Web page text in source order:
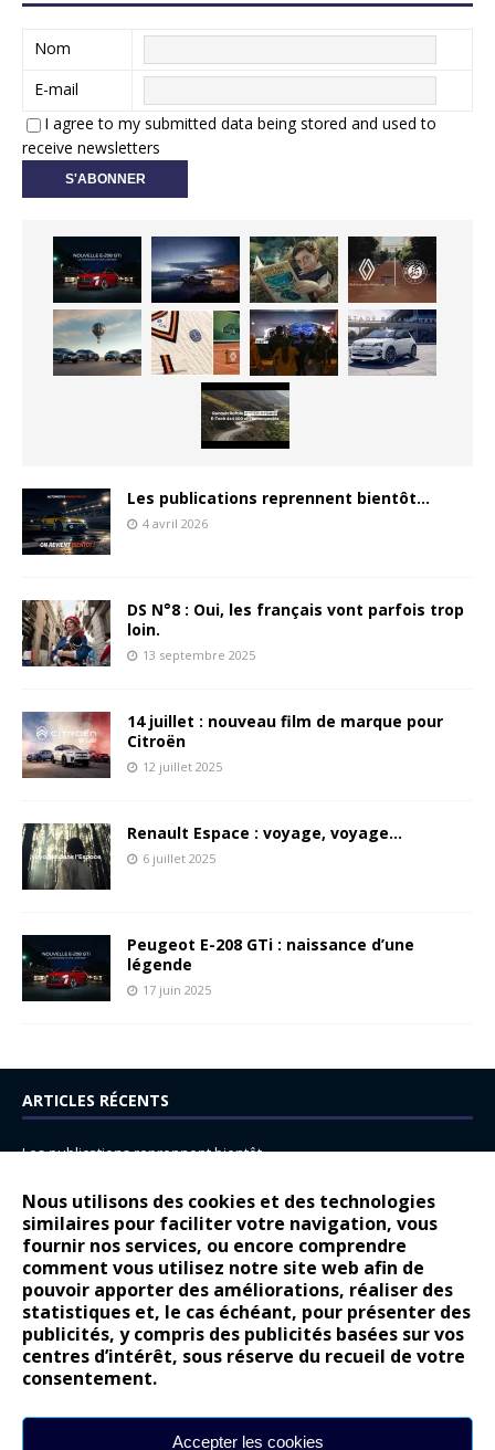
Nous utilisons des cookies et des technologies
similaires pour faciliter votre navigation, vous
fournir nos services, ou encore comprendre
comment vous utilisez notre site web afin de
pouvoir apporter des améliorations, réaliser des
statistiques et, le cas échéant, pour présenter des
publicités, y compris des publicités basées sur vos
centres d’intérêt, sous réserve du recueil de votre
consentement.
Accepter les cookies
Nom
E-mail
I agree to my submitted data being stored and used to
receive newsletters
Les publications reprennent bientôt…
4 avril 2026
DS N°8 : Oui, les français vont parfois trop
loin.
13 septembre 2025
14 juillet : nouveau film de marque pour
Citroën
12 juillet 2025
Renault Espace : voyage, voyage…
6 juillet 2025
Peugeot E-208 GTi : naissance d’une
légende
17 juin 2025
ARTICLES RÉCENTS
Les publications reprennent bientôt…
14 juillet : nouveau film de marque pour Citroën
Renault Espace : voyage, voyage…
Peugeot E-208 GTi : naissance d’une légende
COMMENTAIRES RÉCENTS
Bernard Dardartdans
Gilly